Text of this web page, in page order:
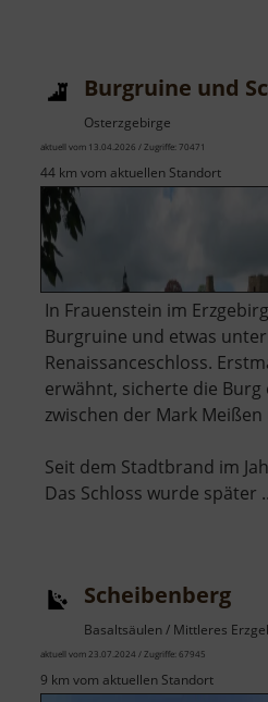
Burgruine und
Osterzgebirge
aktuell vom 13.04.2026 / Zugriffe: 70471
44 km vom aktuellen Standort
In Frauenstein im
Burgruine und etwas
Renaissanceschloss.
erwähnt, sicherte die Burg
zwischen der Mark
Seit dem Stadtbrand im
Das Schloss wurde später
Scheibenberg
Basaltsäulen / Mittleres
aktuell vom 23.07.2024 / Zugriffe: 67945
9 km vom aktuellen Standort